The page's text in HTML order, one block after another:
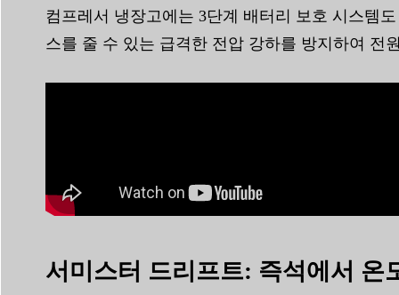
컴프레서 냉장고에는 3단계 배터리 보호 시스템
스를 줄 수 있는 급격한 전압 강하를 방지하여 전
서미스터 드리프트: 즉석에서 온